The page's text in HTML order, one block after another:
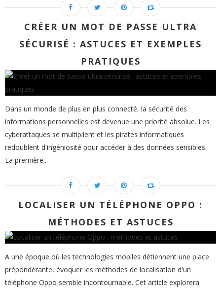
CRÉER UN MOT DE PASSE ULTRA
SÉCURISÉ : ASTUCES ET EXEMPLES
PRATIQUES
Dans un monde de plus en plus connecté, la sécurité des
informations personnelles est devenue une priorité absolue. Les
cyberattaques se multiplient et les pirates informatiques
redoublent d'ingéniosité pour accéder à des données sensibles.
La première...
LOCALISER UN TÉLÉPHONE OPPO :
MÉTHODES ET ASTUCES
A une époque où les technologies mobiles détiennent une place
prépondérante, évoquer les méthodes de localisation d'un
téléphone Oppo semble incontournable. Cet article explorera